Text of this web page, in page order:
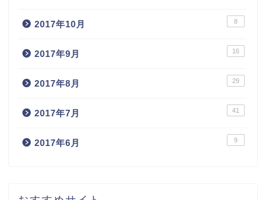
2017年10月 8
2017年9月 16
2017年8月 29
2017年7月 41
2017年6月 9